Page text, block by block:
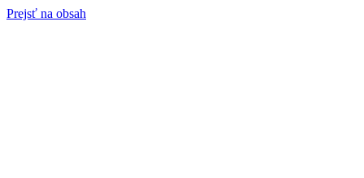
Prejsť na obsah